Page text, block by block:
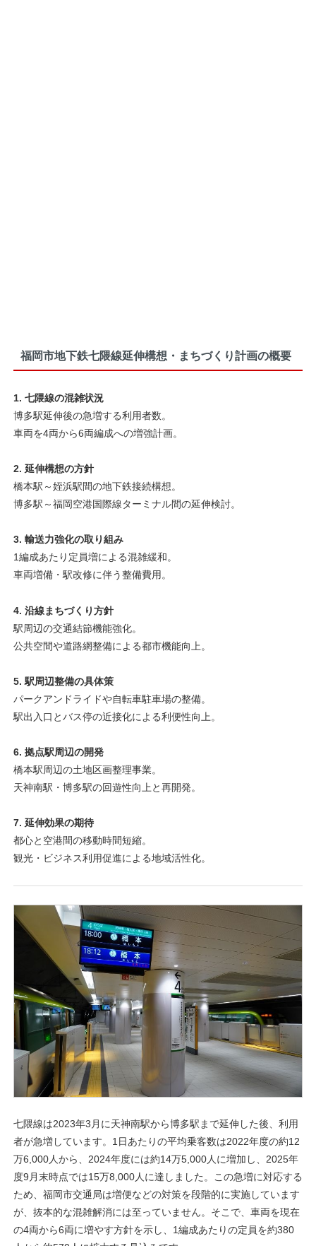
福岡市地下鉄七隈線延伸構想・まちづくり計画の概要
1. 七隈線の混雑状況
博多駅延伸後の急増する利用者数。
車両を4両から6両編成への増強計画。
2. 延伸構想の方針
橋本駅～姪浜駅間の地下鉄接続構想。
博多駅～福岡空港国際線ターミナル間の延伸検討。
3. 輸送力強化の取り組み
1編成あたり定員増による混雑緩和。
車両増備・駅改修に伴う整備費用。
4. 沿線まちづくり方針
駅周辺の交通結節機能強化。
公共空間や道路網整備による都市機能向上。
5. 駅周辺整備の具体策
パークアンドライドや自転車駐車場の整備。
駅出入口とバス停の近接化による利便性向上。
6. 拠点駅周辺の開発
橋本駅周辺の土地区画整理事業。
天神南駅・博多駅の回遊性向上と再開発。
7. 延伸効果の期待
都心と空港間の移動時間短縮。
観光・ビジネス利用促進による地域活性化。
七隈線は2023年3月に天神南駅から博多駅まで延伸した後、利用
者が急増しています。1日あたりの平均乗客数は2022年度の約12
万6,000人から、2024年度には約14万5,000人に増加し、2025年
度9月末時点では15万8,000人に達しました。この急増に対応する
ため、福岡市交通局は増便などの対策を段階的に実施しています
が、抜本的な混雑解消には至っていません。そこで、車両を現在
の4両から6両に増やす方針を示し、1編成あたりの定員を約380